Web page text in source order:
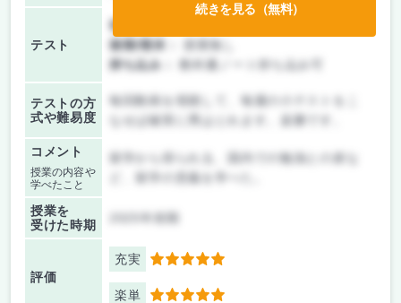
テスト
前期/中間：
後期/期末：
授業無し
持ち込み：
教科書ノート持ち込み可
テストの方
式や難易度
毎回動画を視聴して、毎週の小テストをこ
なせば確実に秀はとれます。楽勝です。
コメント
授業の内容や
学べたこと
留学から得られる、国内での勉強との差な
ど、留学の意義を学べた。
授業を
受けた時期
評価
充実 5
楽単 5
続きを見る（無料）